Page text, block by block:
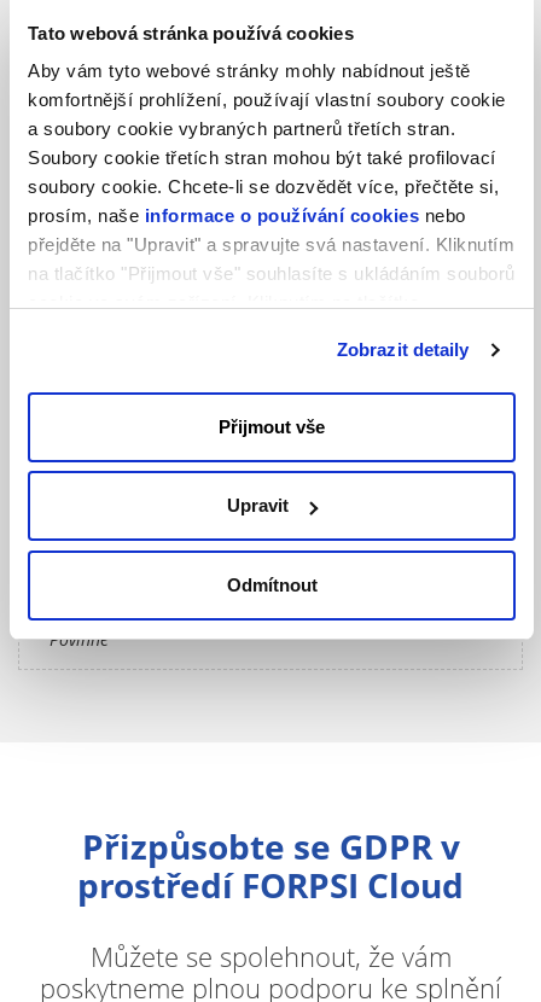
Tato webová stránka používá cookies
Aby vám tyto webové stránky mohly nabídnout ještě
komfortnější prohlížení, používají vlastní soubory cookie
a soubory cookie vybraných partnerů třetích stran.
Soubory cookie třetích stran mohou být také profilovací
soubory cookie. Chcete-li se dozvědět více, přečtěte si,
prosím, naše informace o používání cookies nebo
přejděte na "Upravit" a spravujte svá nastavení. Kliknutím
na tlačítko "Přijmout vše" souhlasíte s ukládáním souborů
Zobrazit detaily
Přijmout vše
Upravit
Odmítnout
seznámil/a a rozumímZásadám zpracování osobních
společnosti INTERNET CZ, a. s.
* Povinné
Přizpůsobte se GDPR v
prostředí FORPSI Cloud
Můžete se spolehnout, že vám
poskytneme plnou podporu ke splnění